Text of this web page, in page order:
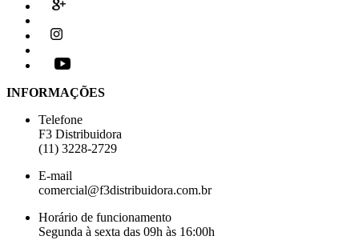
INFORMAÇÕES
Telefone
F3 Distribuidora
(11) 3228-2729
E-mail
comercial@f3distribuidora.com.br
Horário de funcionamento
Segunda à sexta das 09h às 16:00h